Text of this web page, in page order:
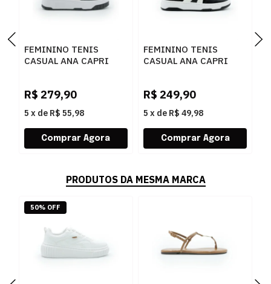
FEMININO TENIS
CASUAL ANA CAPRI
R$ 279,90
5 x de R$ 55,98
FEMININO TENIS
CASUAL ANA CAPRI
R$ 249,90
5 x de R$ 49,98
PRODUTOS DA MESMA MARCA
50% OFF